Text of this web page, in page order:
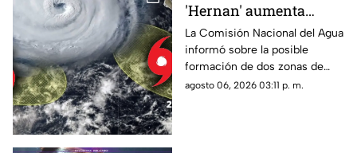
'Hernan' aumenta
probabilidad de
formación: Vigilan dos
zonas de baja presión
con probablidad de
La Comisión Nacional del Agua
informó sobre la posible
formación de dos zonas de
baja presión con potencial
agosto 06, 2026 03:11 p. m.